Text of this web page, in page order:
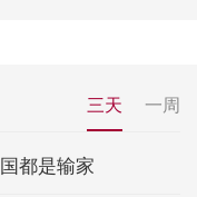
三天 一周
都是输家